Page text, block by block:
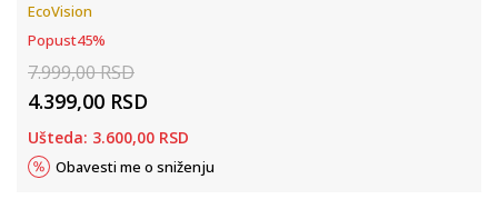
EcoVision
Popust45%
7.999,00RSD
4.399,00 RSD
Ušteda: 3.600,00 RSD
Obavesti me o sniženju